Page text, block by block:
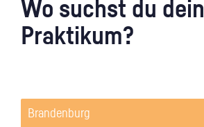
Wo suchst du dein
Praktikum?